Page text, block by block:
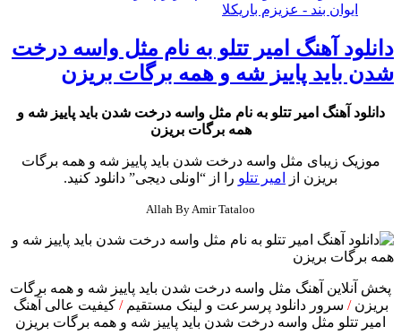
ایوان بند - عزیزم باریکلا
دانلود آهنگ امیر تتلو به نام مثل واسه درخت
شدن باید پاییز شه و همه برگات بریزن
دانلود آهنگ امیر تتلو به نام مثل واسه درخت شدن باید پاییز شه و
همه برگات بریزن
موزیک زیبای مثل واسه درخت شدن باید پاییز شه و همه برگات
بریزن از
امیر تتلو را از “اونلی دیجی” دانلود کنید.
Allah By Amir Tataloo
پخش آنلاین آهنگ مثل واسه درخت شدن باید پاییز شه و همه برگات
بریزن/ سرور دانلود پرسرعت و لینک مستقیم/ کیفیت عالی آهنگ
امیر تتلو مثل واسه درخت شدن باید پاییز شه و همه برگات بریزن